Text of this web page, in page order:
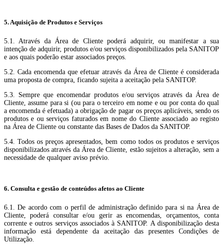
5. Aquisição de Produtos e Serviços
5.1. Através da Área de Cliente poderá adquirir, ou manifestar a sua
intenção de adquirir, produtos e/ou serviços disponibilizados pela SANITOP
e aos quais poderão estar associados preços.
5.2. Cada encomenda que efetuar através da Área de Cliente é considerada
uma proposta de compra, ficando sujeita a aceitação pela SANITOP.
5.3. Sempre que encomendar produtos e/ou serviços através da Área de
Cliente, assume para si (ou para o terceiro em nome e ou por conta do qual
a encomenda é efetuada) a obrigação de pagar os preços aplicáveis, sendo os
produtos e ou serviços faturados em nome do Cliente associado ao registo
na Área de Cliente ou constante das Bases de Dados da SANITOP.
5.4. Todos os preços apresentados, bem como todos os produtos e serviços
disponibilizados através da Área de Cliente, estão sujeitos a alteração, sem a
necessidade de qualquer aviso prévio.
6. Consulta e gestão de conteúdos afetos ao Cliente
6.1. De acordo com o perfil de administração definido para si na Área de
Cliente, poderá consultar e/ou gerir as encomendas, orçamentos, conta
corrente e outros serviços associados à SANITOP. A disponibilização desta
informação está dependente da aceitação das presentes Condições de
Utilização.